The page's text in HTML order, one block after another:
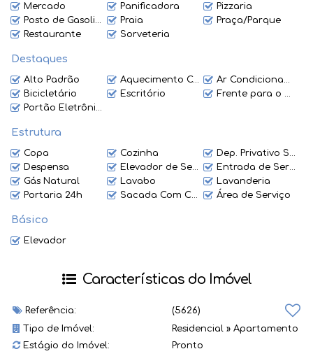
Mercado
Panificadora
Pizzaria
Posto de Gasolina
Praia
Praça/Parque
Restaurante
Sorveteria
Destaques
Alto Padrão Aquecimento Central
Ar Condicionado
Bicicletário
Escritório
Frente para o Mar
Portão Eletrônico
Estrutura
Copa Cozinha
Dep. Privativo Subsolo
Despensa
Elevador de Serviço
Entrada de Serviço
Gás Natural
Lavabo
Lavanderia
Portaria 24h
Sacada Com Churrasqueira Área de Serviço
Básico
Elevador
Características do Imóvel
Referência:
(5626)
Tipo de Imóvel:
Residencial » Apartamento
Estágio do Imóvel:
Pronto